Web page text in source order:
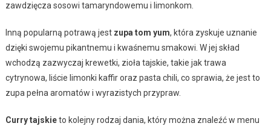
zawdzięcza sosowi tamaryndowemu i limonkom.
Inną popularną potrawą jest zupa tom yum, która zyskuje uznanie
dzięki swojemu pikantnemu i kwaśnemu smakowi. W jej skład
wchodzą zazwyczaj krewetki, zioła tajskie, takie jak trawa
cytrynowa, liście limonki kaffir oraz pasta chili, co sprawia, że jest to
zupa pełna aromatów i wyrazistych przypraw.
Curry tajskieto kolejny rodzaj dania, który można znaleźć w menu